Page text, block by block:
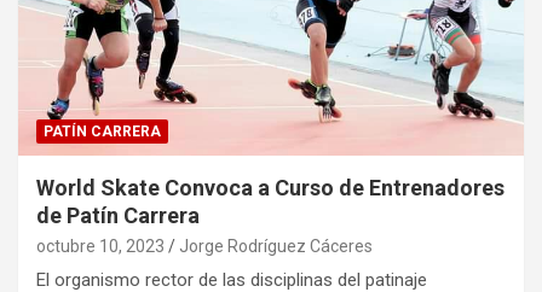
PATÍN CARRERA
World Skate Convoca a Curso de Entrenadores
de Patín Carrera
octubre 10, 2023 Jorge Rodríguez Cáceres
El organismo rector de las disciplinas del patinaje